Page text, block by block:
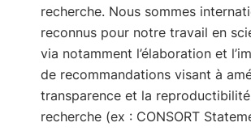
recherche. Nous sommes
reconnus pour notre travail en
via notamment l’élaboration et
de recommandations visant à
transparence et la
recherche (ex : CONSORT